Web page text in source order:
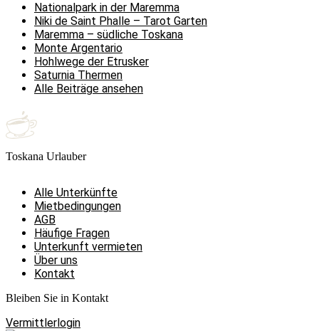
Nationalpark in der Maremma
Niki de Saint Phalle – Tarot Garten
Maremma – südliche Toskana
Monte Argentario
Hohlwege der Etrusker
Saturnia Thermen
Alle Beiträge ansehen
Toskana Urlauber
Alle Unterkünfte
Mietbedingungen
AGB
Häufige Fragen
Unterkunft vermieten
Über uns
Kontakt
Bleiben Sie in Kontakt
Vermittlerlogin